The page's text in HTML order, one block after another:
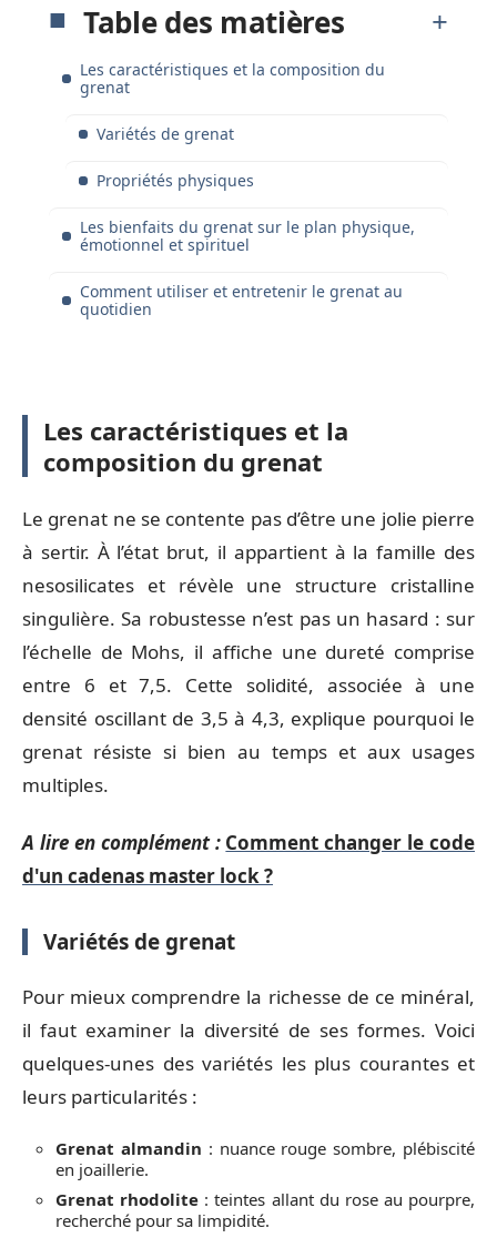
Table des matières
Les caractéristiques et la composition du
grenat
Variétés de grenat
Propriétés physiques
Les bienfaits du grenat sur le plan physique,
émotionnel et spirituel
Comment utiliser et entretenir le grenat au
quotidien
Les caractéristiques et la
composition du grenat
Le grenat ne se contente pas d’être une jolie pierre
à sertir. À l’état brut, il appartient à la famille des
nesosilicates et révèle une structure cristalline
singulière. Sa robustesse n’est pas un hasard : sur
l’échelle de Mohs, il affiche une dureté comprise
entre 6 et 7,5. Cette solidité, associée à une
densité oscillant de 3,5 à 4,3, explique pourquoi le
grenat résiste si bien au temps et aux usages
multiples.
A lire en complément : Comment changer le code
d'un cadenas master lock ?
Variétés de grenat
Pour mieux comprendre la richesse de ce minéral,
il faut examiner la diversité de ses formes. Voici
quelques-unes des variétés les plus courantes et
leurs particularités :
Grenat almandin : nuance rouge sombre, plébiscité
en joaillerie.
Grenat rhodolite : teintes allant du rose au pourpre,
recherché pour sa limpidité.